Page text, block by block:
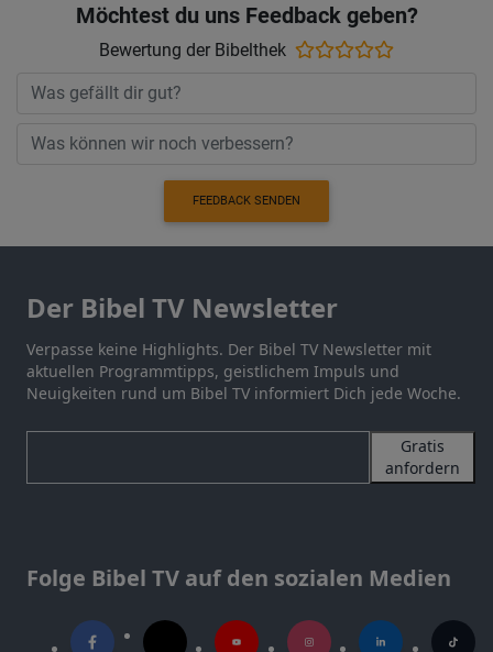
Möchtest du uns Feedback geben?
Bewertung der Bibelthek
FEEDBACK SENDEN
Der Bibel TV Newsletter
Verpasse keine Highlights. Der Bibel TV Newsletter mit
aktuellen Programmtipps, geistlichem Impuls und
Neuigkeiten rund um Bibel TV informiert Dich jede Woche.
Gratis
anfordern
Folge Bibel TV auf den sozialen Medien